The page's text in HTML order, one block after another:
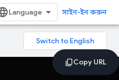
সাইন-ইন করুন